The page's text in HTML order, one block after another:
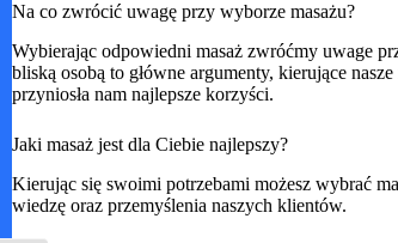
Na co zwrócić uwagę przy wyborze masażu?
Wybierając odpowiedni masaż zwróćmy uwage
bliską osobą to główne argumenty, kierujące
przyniosła nam najlepsze korzyści.
Jaki masaż jest dla Ciebie najlepszy?
Kierując się swoimi potrzebami możesz wybrać
wiedzę oraz przemyślenia naszych klientów.